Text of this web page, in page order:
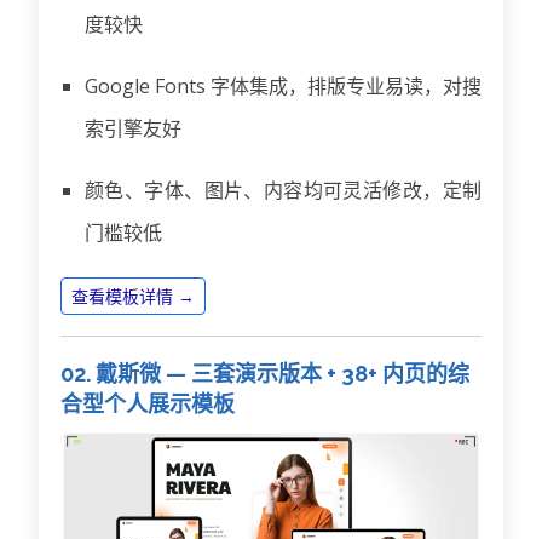
度较快
Google Fonts 字体集成，排版专业易读，对搜
索引擎友好
颜色、字体、图片、内容均可灵活修改，定制
门槛较低
查看模板详情 →
02. 戴斯微 — 三套演示版本 + 38+ 内页的综
合型个人展示模板